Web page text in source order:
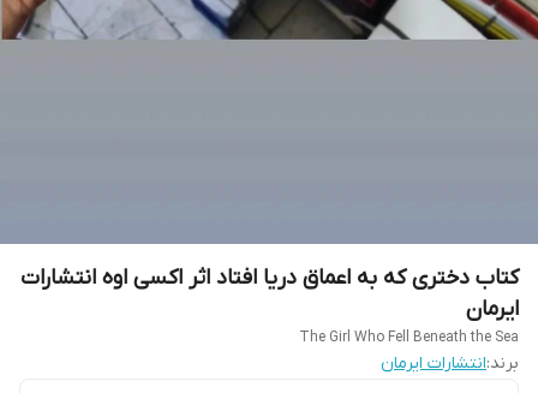
کتاب دختری که به اعماق دریا افتاد اثر اکسی اوه انتشارات
ایرمان
The Girl Who Fell Beneath the Sea
برند:انتشارات ایرمان